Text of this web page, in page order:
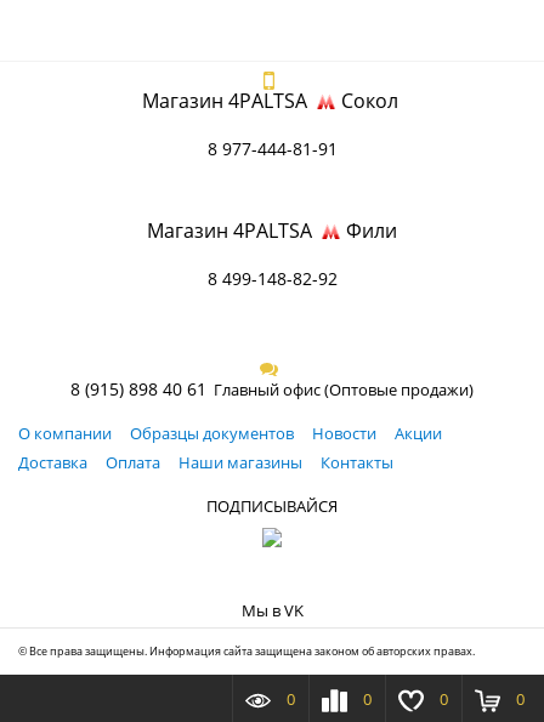
Магазин 4PALTSA Сокол
8 977-444-81-91
Магазин 4PALTSA Фили
8 499-148-82-92
8 (915) 898 40 61 Главный офис (Оптовые продажи)
О компании
Образцы документов Новости
Акции
Доставка
Оплата Наши магазины
Контакты
ПОДПИСЫВАЙСЯ
Мы в VK
© Все права защищены. Информация сайта защищена законом об авторских правах.
0 0 0 0